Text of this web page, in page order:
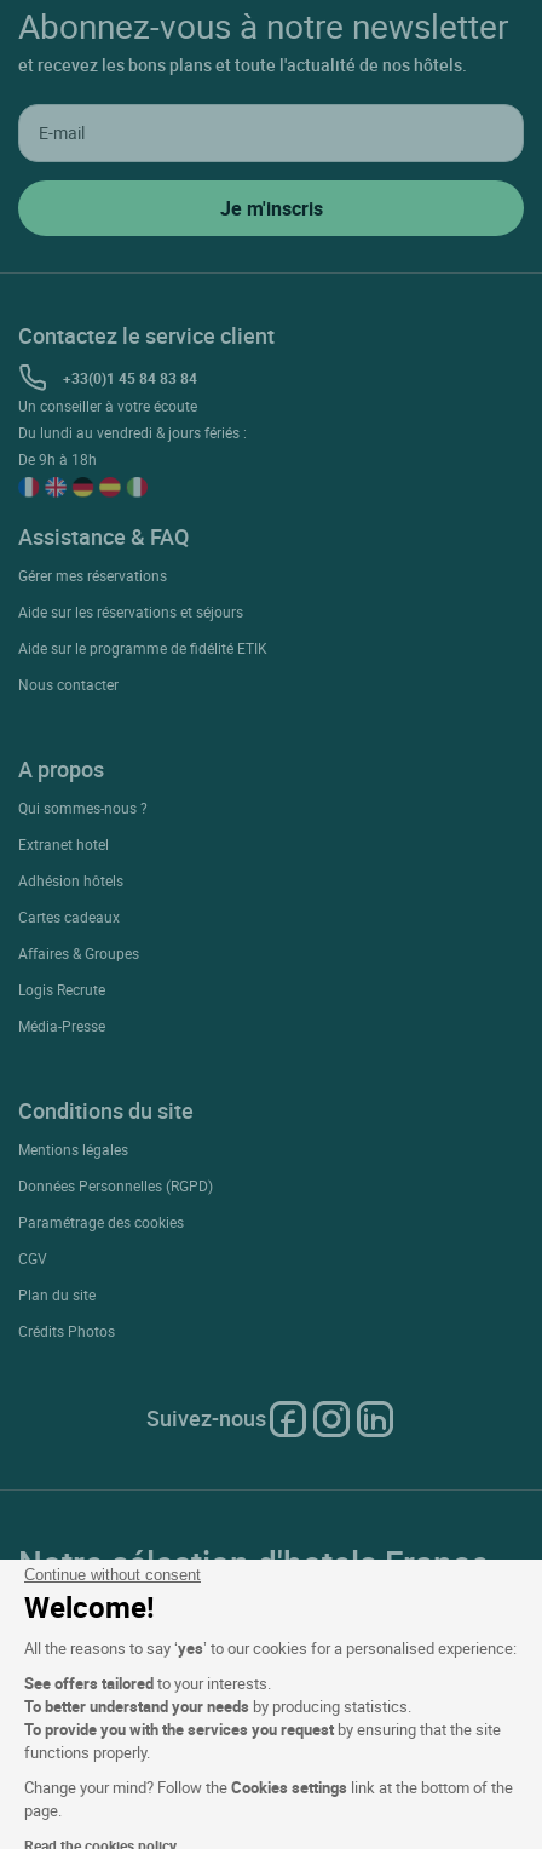
Continue without consent
Welcome!
All the reasons to say ‘yes’ to our cookies for a personalised experience:
See offers tailoredto your interests.
To better understand your needs by producing statistics.
To provide you with the services you request by ensuring that the site
functions properly.
Change your mind? Follow theCookies settings link at the bottom of the
page.
Abonnez-vous à notre newsletter
et recevez les bons plans et toute l'actualité de nos hôtels.
Contactez le service client
+33(0)1 45 84 83 84
Un conseiller à votre écoute
Du lundi au vendredi & jours fériés :
De 9h à 18h
Assistance & FAQ
Gérer mes réservations
Aide sur les réservations et séjours
Aide sur le programme de fidélité ETIK
Nous contacter
A propos
Qui sommes-nous ?
Extranet hotel
Adhésion hôtels
Cartes cadeaux
Affaires & Groupes
Logis Recrute
Média-Presse
Conditions du site
Mentions légales
Données Personnelles (RGPD)
Paramétrage des cookies
CGV
Plan du site
Crédits Photos
Suivez-nous
Notre sélection d'hotels France
et en Europe
Top Pays
Top Régions
Top Villes
Top Hotels